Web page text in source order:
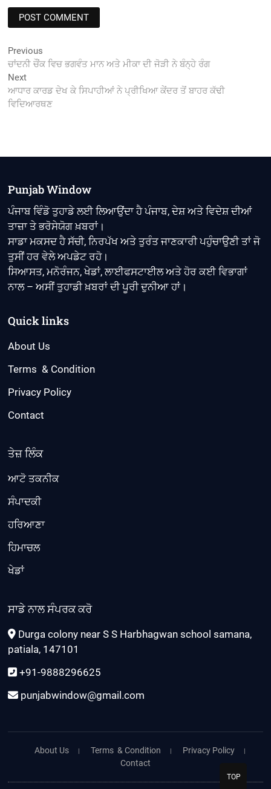
Post
navigation
Previous
post:
ਚਾਂਦਨੀ ਚੌਂਕ ਵਿਚ ਭਗਵੰਤ ਮਾਨ ਅਤੇ ਮੀਕਾ ਦੀ ਜੋੜੀ ਨੇ ਬੰਨ੍ਹੇ ਰੰਗ
NextNext
post:
ਆਧਾਰ ਕਾਰਡ ਦੇਖ ਕੇ ਸਿਪਾਹੀਆਂ ਨੇ ਪ੍ਰੀਖਿਆ ਕੇਂਦਰ ਤੋਂ ਬਾਹਰ ਕੱਢੀ
ਵਿਦਿਆਰਥਣ
Punjab Window
ਪੰਜਾਬ ਵਿੰਡੋ ਤੁਹਾਡੇ ਲਈ ਲਿਆਉਂਦਾ ਹੈ ਪੰਜਾਬ, ਦੇਸ਼ ਅਤੇ ਵਿਦੇਸ਼ ਦੀਆਂ
ਤਾਜ਼ਾ ਤੇ ਭਰੋਸੇਯੋਗ ਖ਼ਬਰਾਂ।
ਸਾਡਾ ਮਕਸਦ ਹੈ ਸੱਚੀ, ਨਿਰਪੱਖ ਅਤੇ ਤੁਰੰਤ ਜਾਣਕਾਰੀ ਪਹੁੰਚਾਉਣੀ ਤਾਂ ਜੋ
ਤੁਸੀਂ ਹਰ ਵੇਲੇ ਅਪਡੇਟ ਰਹੋ।
ਸਿਆਸਤ, ਮਨੋਰੰਜਨ, ਖੇਡਾਂ, ਲਾਈਫਸਟਾਈਲ ਅਤੇ ਹੋਰ ਕਈ ਵਿਭਾਗਾਂ
ਨਾਲ – ਅਸੀਂ ਤੁਹਾਡੀ ਖ਼ਬਰਾਂ ਦੀ ਪੂਰੀ ਦੁਨੀਆ ਹਾਂ।
Quick links
About Us
Terms & Condition
Privacy Policy
Contact
ਤੇਜ਼ ਲਿੰਕ
ਆਟੋ ਤਕਨੀਕ
ਸੰਪਾਦਕੀ
ਹਰਿਆਣਾ
ਹਿਮਾਚਲ
ਖੇਡਾਂ
ਸਾਡੇ ਨਾਲ ਸੰਪਰਕ ਕਰੋ
Durga colony near S S Harbhagwan school samana,
patiala, 147101
+91-9888296625
punjabwindow@gmail.com
About Us Terms & Condition
Privacy Policy
Contact
TOP